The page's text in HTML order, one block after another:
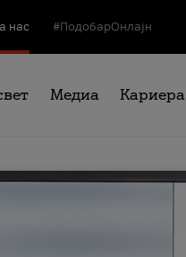
нас #ПодобарОнлајн
Медиа Кариера